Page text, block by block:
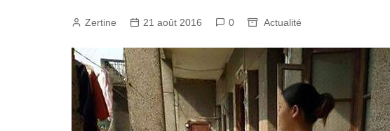
Zertine 21 août 2016 0 Actualité